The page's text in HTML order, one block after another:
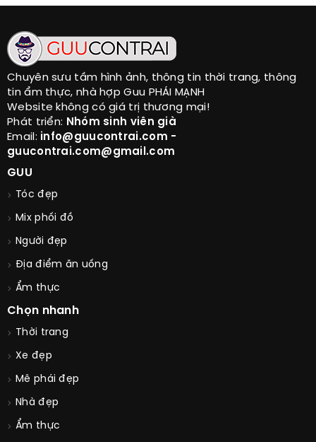
Chuyên sưu tầm hình ảnh, thông tin thời trang, thông
tin ẩm thực, nhà hợp Guu PHÁI MẠNH
Website không có giá trị thương mại!
Phát triển: Nhóm sinh viên già
Email: info@guucontrai.com -
guucontrai.com@gmail.com
GUU
Tóc đẹp
Mix phối đồ
Người đẹp
Địa điểm ăn uống
Ẩm thực
Chọn nhanh
Thời trang
Xe đẹp
Mê phái đẹp
Nhà đẹp
Ẩm thực